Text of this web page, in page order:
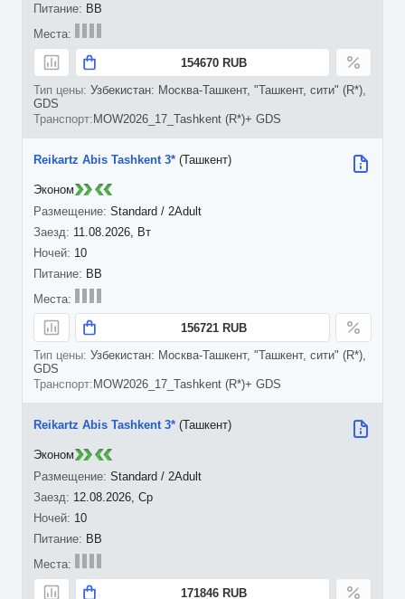
BB
154670 RUB
Узбекистан: Москва-Ташкент, "Ташкент, сити" (R*),
GDS
MOW2026_17_Tashkent (R*)+ GDS
11.08.2026, Вт
10
Reikartz Abis Tashkent 3* (Ташкент)
Standard / 2Adult
BB
156721 RUB
Узбекистан: Москва-Ташкент, "Ташкент, сити" (R*),
GDS
MOW2026_17_Tashkent (R*)+ GDS
Эконом
12.08.2026, Ср
10
Reikartz Abis Tashkent 3* (Ташкент)
Standard / 2Adult
BB
171846 RUB
Эконом